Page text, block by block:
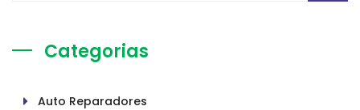
Categorias
Auto Reparadores